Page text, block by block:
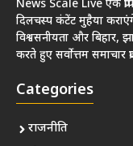
News Scale Live एक
दिलचस्प कंटेंट मुहैया
विश्वसनीयता और बिहार,
करते हुए सर्वोत्तम समाचार
Categories
राजनीति